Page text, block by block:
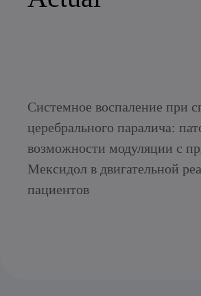
Системное воспаление при
церебрального паралича:
возможности модуляции с
Мексидол в двигательной
пациентов